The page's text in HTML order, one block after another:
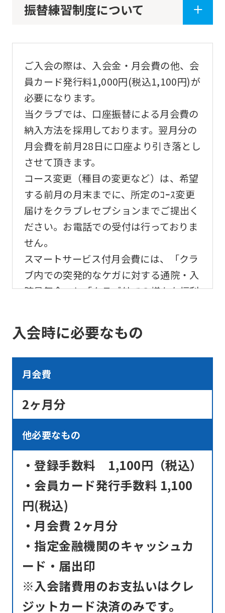
振替練習制度について
ご入会の際は、入会金・月会費の他、会
員カード発行料1,000円(税込1,100円)が
必要になります。
当クラブでは、口座振替による月会費の
納入方法を採用しております。翌月分の
月会費を前月28日に口座より引き落とし
させて頂きます。
コース変更（種目の変更など）は、希望
する前月の月末までに、所定のｺｰｽ変更
届けをクラブレセプションまでご提出く
ださい。お電話での受付は行っておりま
せん。
スマートサービス付月会費には、「クラ
ブ内での突発的なケガに対する通院・入
院見舞金」と「クラブ外での様々な福利
サービス』がプラスされております。
スマートサービスについて
入会時に必要なもの
月会費
2ヶ月分
他必要なもの
・登録手数料 1,100円（税込）
・会員カード発行手数料 1,100
円(税込)
・月会費 2ヶ月分
・指定金融機関のキャッシュカ
ード・届出印
※入会諸費用のお支払いはクレ
ジットカード決済のみです。
use
automatic
translation
service,
Japanese
version
of
website
will
be
translated
so
it
may
an
the
original
content.
ask
that
understand
this